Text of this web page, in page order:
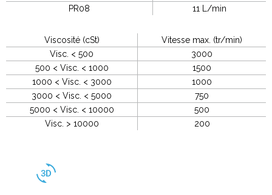
PR08
11 L/min
Viscosité (cSt)
Vitesse max. (tr/min)
Visc. < 500
3000
500 < Visc. < 1000
1500
1000 < Visc. < 3000
1000
3000 < Visc. < 5000
750
5000 < Visc. < 10000
500
Visc. > 10000
200